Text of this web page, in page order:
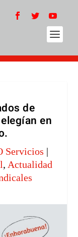
de
en
Servicios |
, Actualidad